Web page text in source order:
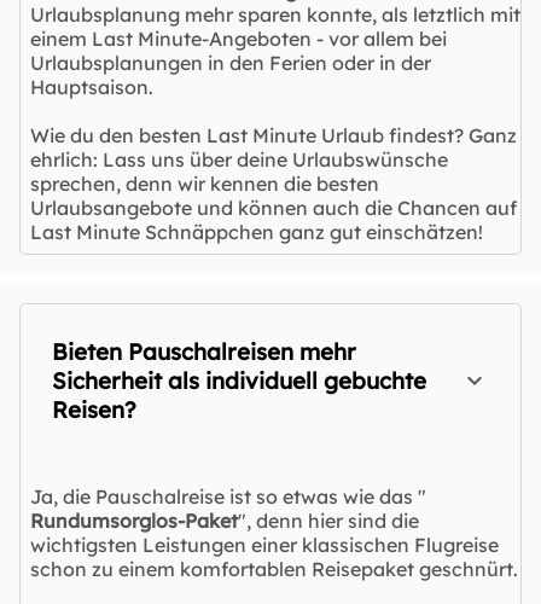
Urlaubsplanung mehr sparen konnte, als letztlich mit
einem Last Minute-Angeboten - vor allem bei
Urlaubsplanungen in den Ferien oder in der
Hauptsaison.
Wie du den besten Last Minute Urlaub findest? Ganz
ehrlich: Lass uns über deine Urlaubswünsche
sprechen, denn wir kennen die besten
Urlaubsangebote und können auch die Chancen auf
Last Minute Schnäppchen ganz gut einschätzen!
Bieten Pauschalreisen mehr
Sicherheit als individuell gebuchte
Reisen?
Ja, die Pauschalreise ist so etwas wie das "
Rundumsorglos-Paket", denn hier sind die
wichtigsten Leistungen einer klassischen Flugreise
schon zu einem komfortablen Reisepaket geschnürt.